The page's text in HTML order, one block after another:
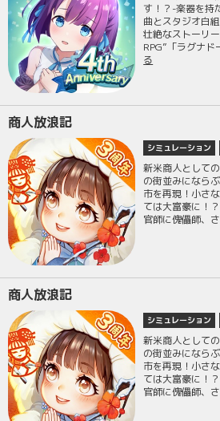
す！？-楽器を持
曲とスタジオ白
壮絶なストーリ
RPG”「ラグナ
る
商人放浪記
シミュレーション
新米商人として
の街並みになら
市を再現！小さ
ては大富豪に！
官師に傀儡師、
商人放浪記
シミュレーション
新米商人として
の街並みになら
市を再現！小さ
ては大富豪に！
官師に傀儡師、